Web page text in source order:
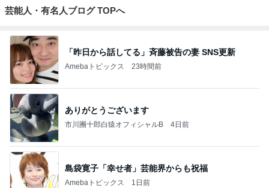
芸能人・有名人ブログ TOPへ
「昨日から話してる」斉藤被告の妻 SNS更新
Amebaトピックス 23時間前
ありがとうございます
市川團十郎白猿オフィシャルB 4日前
島袋寛子「幸せ者」芸能界からも祝福
Amebaトピックス 1日前